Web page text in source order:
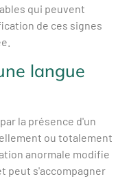
qui peuvent
de ces signes
langue
la présence d'un
ou totalement
anormale modifie
peut s'accompagner